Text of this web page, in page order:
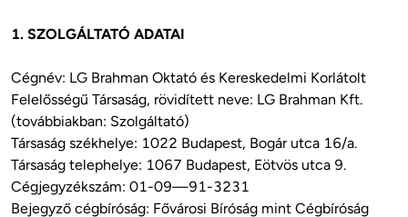
1. SZOLGÁLTATÓ ADATAI
Cégnév: LG Brahman Oktató és Kereskedelmi Korlátolt
Felelősségű Társaság, rövidített neve: LG Brahman Kft.
(továbbiakban: Szolgáltató)
Társaság székhelye: 1022 Budapest, Bogár utca 16/a.
Társaság telephelye: 1067 Budapest, Eötvös utca 9.
Cégjegyzékszám: 01-09—91-3231
Bejegyző cégbíróság: Fővárosi Bíróság mint Cégbíróság